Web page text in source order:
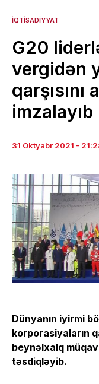
İQTISADIYYAT
G20
vergidən
imzalayıb
31 Oktyabr 2021 -
Dünyanın iyirmi
korporasiyaların
beynəlxalq
təsdiqləyib.